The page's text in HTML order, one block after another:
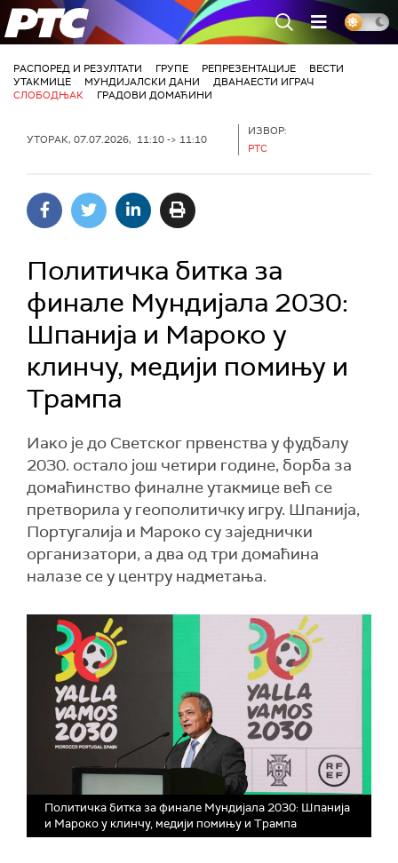
РТС
РАСПОРЕД И РЕЗУЛТАТИ ГРУПЕ РЕПРЕЗЕНТАЦИЈЕ
ВЕСТИ
УТАКМИЦЕ
МУНДИЈАЛСКИ ДАНИ
ДВАНАЕСТИ ИГРАЧ
СЛОБОДЊАК
ГРАДОВИ ДОМАЋИНИ
УТОРАК, 07.07.2026, 11:10 -> 11:10
ИЗВОР:
РТС
Политичка битка за
финале Мундијала 2030:
Шпанија и Мароко у
клинчу, медији помињу и
Трампа
Иако је до Светског првенства у фудбалу
2030. остало још четири године, борба за
домаћинство финалне утакмице већ се
претворила у геополитичку игру. Шпанија,
Португалија и Мароко су заједнички
организатори, а два од три домаћина
налазе се у центру надметања.
Политичка битка за финале Мундијала 2030: Шпанија
и Мароко у клинчу, медији помињу и Трампа